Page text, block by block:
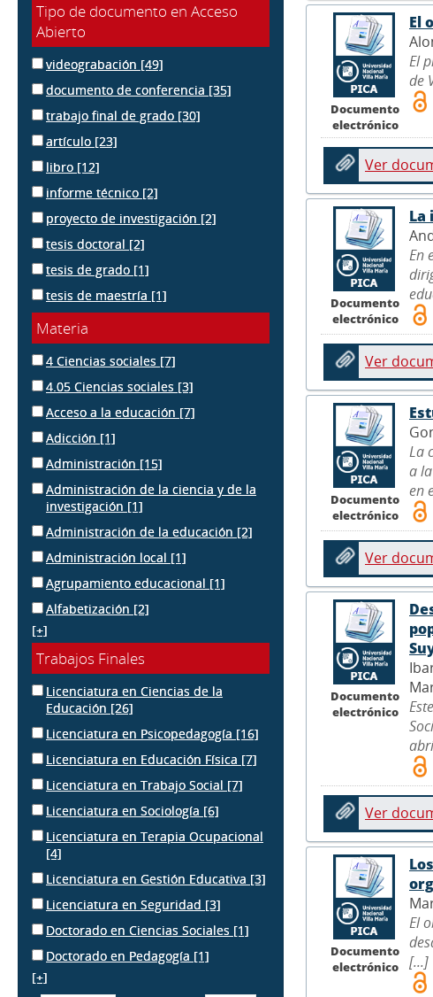
Tipo de documento en Acceso
Abierto
videograbación [49]
documento de conferencia [35]
trabajo final de grado [30]
artículo [23]
libro [12]
informe técnico [2]
proyecto de investigación [2]
tesis doctoral [2]
tesis de grado [1]
tesis de maestría [1]
Materia
4 Ciencias sociales [7]
4.05 Ciencias sociales [3]
Acceso a la educación [7]
Adicción [1]
Administración [15]
Administración de la ciencia y de la
investigación [1]
Administración de la educación [2]
Administración local [1]
Agrupamiento educacional [1]
Alfabetización [2]
[+]
Trabajos Finales
Licenciatura en Ciencias de la
Educación [26]
Licenciatura en Psicopedagogía [16]
Licenciatura en Educación Física [7]
Licenciatura en Trabajo Social [7]
Licenciatura en Sociología [6]
Licenciatura en Terapia Ocupacional
[4]
Licenciatura en Gestión Educativa [3]
Licenciatura en Seguridad [3]
Doctorado en Ciencias Sociales [1]
Doctorado en Pedagogía [1]
[+]
Documento
electrónico
El
El
de
Ver
Documento
electrónico
La
En
Ver
Documento
electrónico
La
a
en
Ver
Documento
electrónico
Ver
Documento
electrónico
El
[...]